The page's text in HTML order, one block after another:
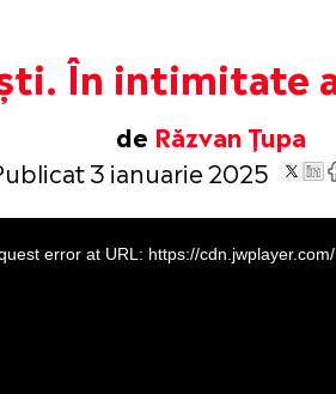
În intimitate
de Răzvan Țupa
3 ianuarie 2025
error at URL: https://